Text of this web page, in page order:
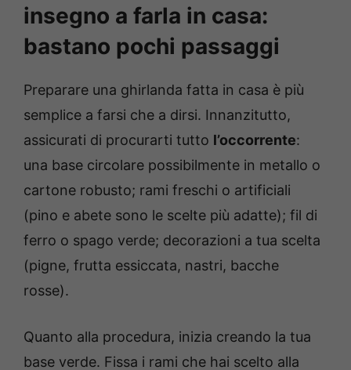
insegno a farla in casa:
bastano pochi passaggi
Preparare una ghirlanda fatta in casa è più
semplice a farsi che a dirsi. Innanzitutto,
assicurati di procurarti tutto l’occorrente:
una base circolare possibilmente in metallo o
cartone robusto; rami freschi o artificiali
(pino e abete sono le scelte più adatte); fil di
ferro o spago verde; decorazioni a tua scelta
(pigne, frutta essiccata, nastri, bacche
rosse).
Quanto alla procedura, inizia creando la tua
base verde. Fissa i rami che hai scelto alla